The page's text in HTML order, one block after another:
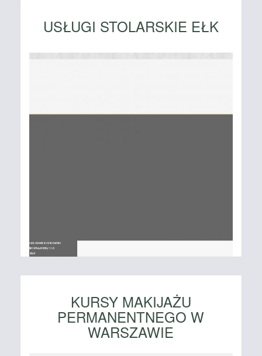
USŁUGI STOLARSKIE EŁK
KURSY MAKIJAŻU
PERMANENTNEGO W
WARSZAWIE